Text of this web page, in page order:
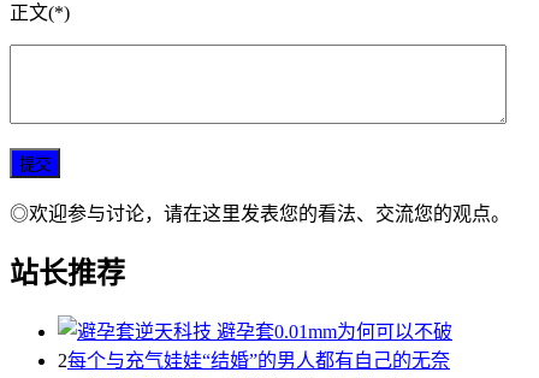
正文(*)
◎欢迎参与讨论，请在这里发表您的看法、交流您的观点。
站长推荐
2每个与充气娃娃“结婚”的男人都有自己的无奈